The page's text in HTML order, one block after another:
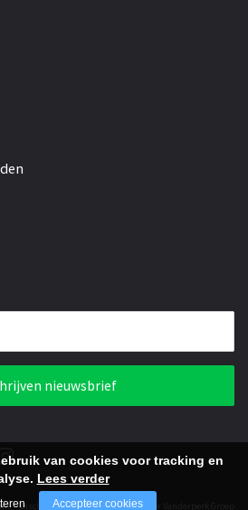
nieuwsbrief
-Disclaimer-Website realisatie door Vanderperk Groep
van cookies voor tracking en
Lees verder
Accepteer cookies